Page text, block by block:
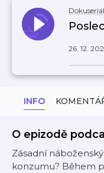
Dokuseriál
26. 12.
INFO
O epizodě
Zásadní
konzumu? Během